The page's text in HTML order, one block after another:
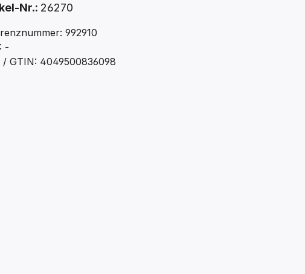
Nr.: 26270
992910
-
/ GTIN: 4049500836098